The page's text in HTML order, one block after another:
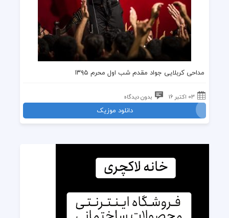
مداحی کربلایی جواد مقدم شب اول محرم ۱۳۹۵
03 اکتبر 16 بدون دیدگاه
دانلود موزیک